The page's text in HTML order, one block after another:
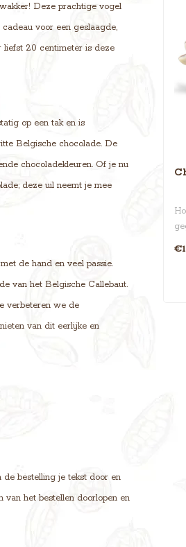
Deze prachtige vogel
voor een geslaagde,
liefst 20 centimeter is deze
op een tak en is
Belgische chocolade. De
chocoladekleuren. Of je nu
deze uil neemt je mee
de hand en veel passie.
van het Belgische Callebaut.
verbeteren we de
van dit eerlijke en
bestelling je tekst door en
van het bestellen doorlopen en